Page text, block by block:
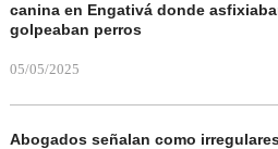
canina en Engativá donde
golpeaban perros
05/05/2025
Abogados señalan como